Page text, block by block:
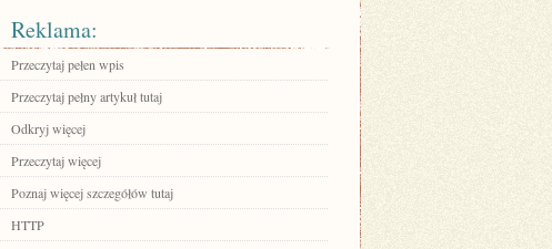
Reklama:
Przeczytaj pełen wpis
Przeczytaj pełny artykuł tutaj
Odkryj więcej
Przeczytaj więcej
Poznaj więcej szczegółów tutaj
HTTP